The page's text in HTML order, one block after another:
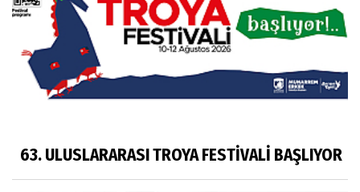
63. ULUSLARARASI TROYA FESTİVALİ BAŞLIYOR